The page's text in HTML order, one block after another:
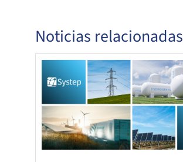
Noticias relacionadas